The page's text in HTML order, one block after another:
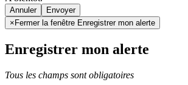
Annuler
× Fermer la fenêtre Enregistrer mon alerte
Enregistrer mon alerte
Tous les champs sont obligatoires